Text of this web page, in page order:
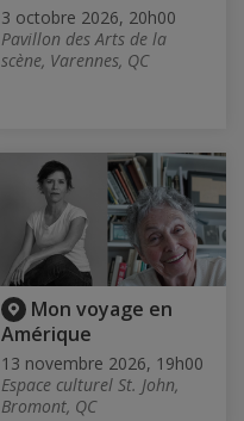
3 octobre 2026, 20h00
Pavillon des Arts de la
scène, Varennes, QC
Mon voyage en
Amérique
13 novembre 2026, 19h00
Espace culturel St. John,
Bromont, QC